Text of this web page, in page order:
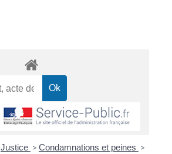
Justice > Condamnations et peines >